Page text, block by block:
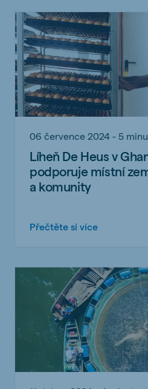
06 července 2024 - 5
Líheň De Heus v
podporuje místní
a komunity
Přečtěte si více